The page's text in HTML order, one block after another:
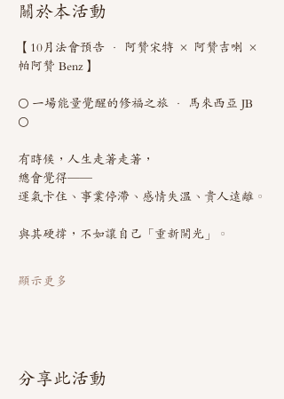
關於本活動
【10月法會預告 · 阿贊宋特 × 阿贊吉喇 ×
帕阿贊 Benz】
🌕 一場能量覺醒的修福之旅 · 馬來西亞 JB
🌕
有時候，人生走著走著，
總會覺得——
運氣卡住、事業停滯、感情失溫、貴人遠離。
與其硬撐，不如讓自己「重新開光」。
顯示更多
分享此活動